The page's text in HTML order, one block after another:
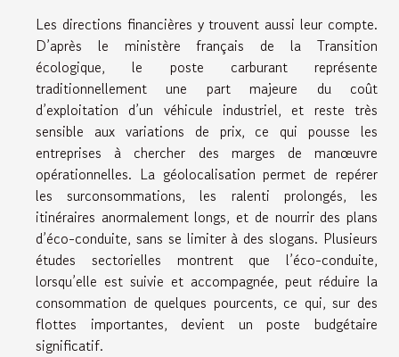
Les directions financières y trouvent aussi leur compte.
D’après le ministère français de la Transition
écologique, le poste carburant représente
traditionnellement une part majeure du coût
d’exploitation d’un véhicule industriel, et reste très
sensible aux variations de prix, ce qui pousse les
entreprises à chercher des marges de manœuvre
opérationnelles. La géolocalisation permet de repérer
les surconsommations, les ralenti prolongés, les
itinéraires anormalement longs, et de nourrir des plans
d’éco-conduite, sans se limiter à des slogans. Plusieurs
études sectorielles montrent que l’éco-conduite,
lorsqu’elle est suivie et accompagnée, peut réduire la
consommation de quelques pourcents, ce qui, sur des
flottes importantes, devient un poste budgétaire
significatif.